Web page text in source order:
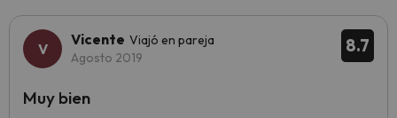
8.7
Vicente Viajó en pareja
Agosto 2019
Muy bien